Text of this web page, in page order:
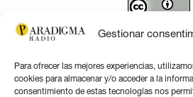
Gestionar
Para ofrecer las mejores experiencias,
cookies para almacenar y/o acceder a la
consentimiento de estas tecnologías nos
Este obra está bajo una licencia
Contacto por